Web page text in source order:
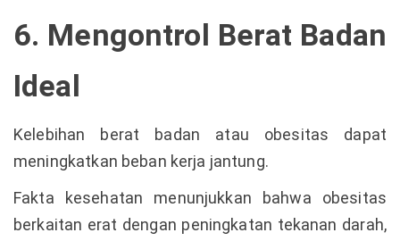
6. Mengontrol Berat Badan
Ideal
Kelebihan berat badan atau obesitas dapat
meningkatkan beban kerja jantung.
Fakta kesehatan menunjukkan bahwa obesitas
berkaitan erat dengan peningkatan tekanan darah,